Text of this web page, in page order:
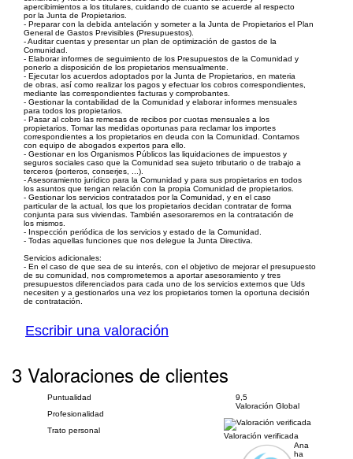
apercibimientos a los titulares, cuidando de cuanto se acuerde al respecto
por la Junta de Propietarios.
- Preparar con la debida antelación y someter a la Junta de Propietarios el Plan
General de Gastos Previsibles (Presupuestos).
- Auditar cuentas y presentar un plan de optimización de gastos de la
Comunidad.
- Elaborar informes de seguimiento de los Presupuestos de la Comunidad y
ponerlo a disposición de los propietarios mensualmente.
- Ejecutar los acuerdos adoptados por la Junta de Propietarios, en materia
de obras, así como realizar los pagos y efectuar los cobros correspondientes,
mediante las correspondientes facturas y comprobantes.
- Gestionar la contabilidad de la Comunidad y elaborar informes mensuales
para todos los propietarios.
- Pasar al cobro las remesas de recibos por cuotas mensuales a los
propietarios. Tomar las medidas oportunas para reclamar los importes
correspondientes a los propietarios en deuda con la Comunidad. Contamos
con equipo de abogados expertos para ello.
- Gestionar en los Organismos Públicos las liquidaciones de impuestos y
seguros sociales caso que la Comunidad sea sujeto tributario o de trabajo a
terceros (porteros, conserjes, ...).
- Asesoramiento jurídico para la Comunidad y para sus propietarios en todos
los asuntos que tengan relación con la propia Comunidad de propietarios.
- Gestionar los servicios contratados por la Comunidad, y en el caso
particular de la actual, los que los propietarios decidan contratar de forma
conjunta para sus viviendas. También asesoraremos en la contratación de
los mismos.
- Inspección periódica de los servicios y estado de la Comunidad.
- Todas aquellas funciones que nos delegue la Junta Directiva.
Servicios adicionales:
- En el caso de que sea de su interés, con el objetivo de mejorar el presupuesto
de su comunidad, nos comprometemos a aportar asesoramiento y tres
presupuestos diferenciados para cada uno de los servicios externos que Uds
necesiten y a gestionarlos una vez los propietarios tomen la oportuna decisión
de contratación.
Escribir una valoración
3 Valoraciones de clientes
Puntualidad
Profesionalidad
Trato personal
9,5
Valoración Global
Valoración verificada
Ana
ha